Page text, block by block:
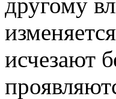
исчезают